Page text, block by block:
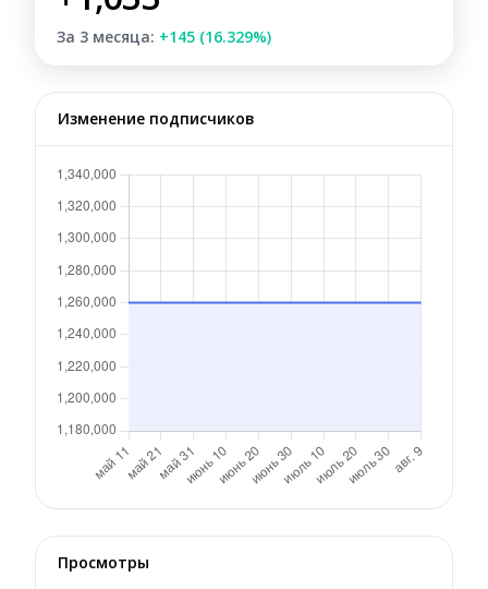
За 3 месяца: +145 (16.329%)
Изменение подписчиков
Просмотры